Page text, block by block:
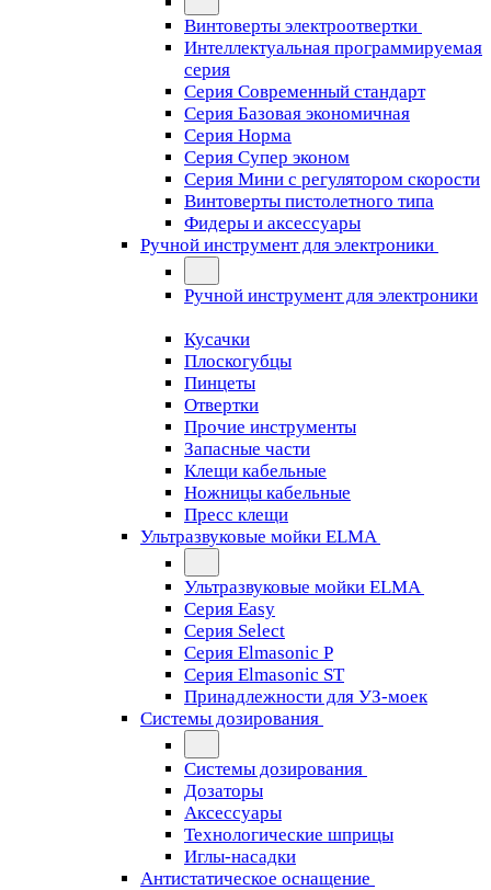
Винтоверты электроотвертки
Интеллектуальная программируемая
серия
Серия Современный стандарт
Серия Базовая экономичная
Серия Норма
Серия Cупер эконом
Серия Мини с регулятором скорости
Винтоверты пистолетного типа
Фидеры и аксессуары
Ручной инструмент для электроники
Ручной инструмент для электроники
Кусачки
Плоскогубцы
Пинцеты
Отвертки
Прочие инструменты
Запасные части
Клещи кабельные
Ножницы кабельные
Пресс клещи
Ультразвуковые мойки ELMA
Ультразвуковые мойки ELMA
Серия Easy
Серия Select
Серия Elmasonic P
Серия Elmasonic ST
Принадлежности для УЗ-моек
Системы дозирования
Системы дозирования
Дозаторы
Аксессуары
Технологические шприцы
Иглы-насадки
Антистатическое оснащение